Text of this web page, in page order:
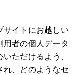
サイトにお越しい
者の個人データ
ただけるよう、
れ、どのようなセ